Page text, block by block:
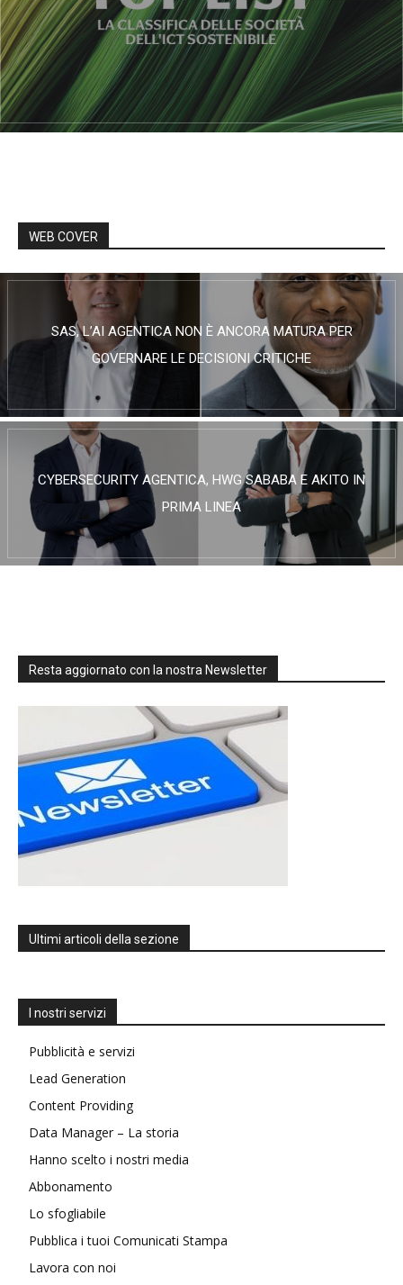
WEB COVER
SAS, L’AI AGENTICA NON È ANCORA MATURA PER
GOVERNARE LE DECISIONI CRITICHE
CYBERSECURITY AGENTICA, HWG SABABA E AKITO IN
PRIMA LINEA
Resta aggiornato con la nostra Newsletter
Ultimi articoli della sezione
I nostri servizi
Pubblicità e servizi
Lead Generation
Content Providing
Data Manager – La storia
Hanno scelto i nostri media
Abbonamento
Lo sfogliabile
Pubblica i tuoi Comunicati Stampa
Lavora con noi